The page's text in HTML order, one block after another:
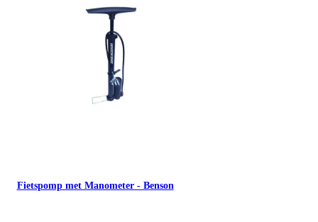
Fietspomp met Manometer - Benson